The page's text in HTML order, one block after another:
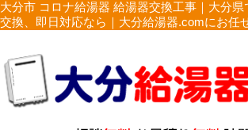
大分市 コロナ給湯器 給湯器交換工事｜大分県
交換、即日対応なら｜大分給湯器.comにお任